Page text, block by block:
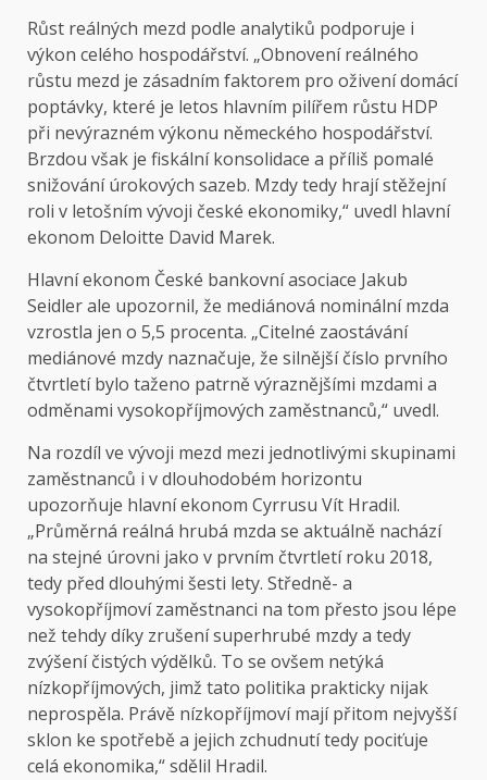
Růst reálných mezd podle analytiků podporuje i
výkon celého hospodářství. „Obnovení reálného
růstu mezd je zásadním faktorem pro oživení domácí
poptávky, které je letos hlavním pilířem růstu HDP
při nevýrazném výkonu německého hospodářství.
Brzdou však je fiskální konsolidace a příliš pomalé
snižování úrokových sazeb. Mzdy tedy hrají stěžejní
roli v letošním vývoji české ekonomiky,“ uvedl hlavní
ekonom Deloitte David Marek.
Hlavní ekonom České bankovní asociace Jakub
Seidler ale upozornil, že mediánová nominální mzda
vzrostla jen o 5,5 procenta. „Citelné zaostávání
mediánové mzdy naznačuje, že silnější číslo prvního
čtvrtletí bylo taženo patrně výraznějšími mzdami a
odměnami vysokopříjmových zaměstnanců,“ uvedl.
Na rozdíl ve vývoji mezd mezi jednotlivými skupinami
zaměstnanců i v dlouhodobém horizontu
upozorňuje hlavní ekonom Cyrrusu Vít Hradil.
„Průměrná reálná hrubá mzda se aktuálně nachází
na stejné úrovni jako v prvním čtvrtletí roku 2018,
tedy před dlouhými šesti lety. Středně- a
vysokopříjmoví zaměstnanci na tom přesto jsou lépe
než tehdy díky zrušení superhrubé mzdy a tedy
zvýšení čistých výdělků. To se ovšem netýká
nízkopříjmových, jimž tato politika prakticky nijak
neprospěla. Právě nízkopříjmoví mají přitom nejvyšší
sklon ke spotřebě a jejich zchudnutí tedy pociťuje
celá ekonomika,“ sdělil Hradil.